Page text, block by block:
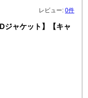
レビュー: 0件
ジャケット】【キャ